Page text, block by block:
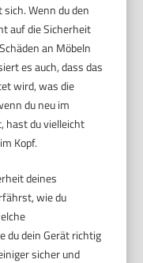
Wenn du den
auf die Sicherheit
an Möbeln
es auch, dass das
wird, was die
du neu im
hast du vielleicht
Kopf.
deines
wie du
du dein Gerät richtig
sicher und